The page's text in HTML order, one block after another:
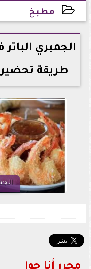
مطبخ
2026-06-21 19:28:44
الجمبري
طريقة